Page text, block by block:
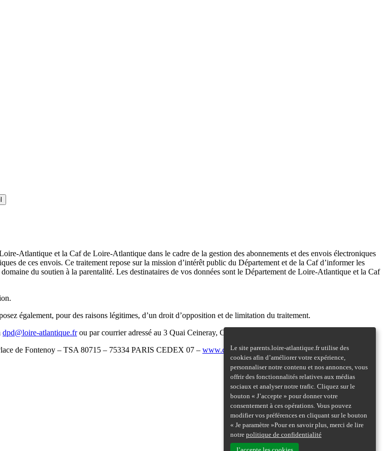
Le site parents.loire-atlantique.fr utilise des
cookies afin d’améliorer votre expérience,
personnaliser notre contenu et nos annonces, vous
offrir des fonctionnalités relatives aux médias
sociaux et analyser notre trafic. Cliquez sur le
bouton « J’accepte » pour donner votre
consentement à ces opérations. Vous pouvez
modifier vos préférences en cliquant sur le bouton
« Je paramètre »Pour en savoir plus, merci de lire
notre politique de confidentialité
Atlantique et la Caf de Loire-Atlantique dans le cadre de la gestion des abonnements et des envois électroniques
de ces envois. Ce traitement repose sur la mission d’intérêt public du Département et de la Caf d’informer les
du soutien à la parentalité. Les destinataires de vos données sont le Département de Loire-Atlantique et la Caf
également, pour des raisons légitimes, d’un droit d’opposition et de limitation du traitement.
dpd@loire-atlantique.frou par courrier adressé au 3 Quai Ceineray, CS 94109, 44041 Nantes Cedex 1.
de Fontenoy – TSA 80715 – 75334 PARIS CEDEX 07 – www.cnil.fr).